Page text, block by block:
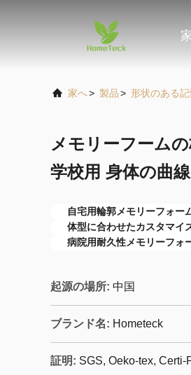
家へ> 製品> 形状のある
メモリーフーム
学校用 身体の曲
自宅用輪郭メモリーフォー
体型に合わせたカスタマイ
病院用耐久性メモリーフォ
起源の場所: 中国
ブランド名: Hometeck
証明: SGS, Oeko-tex, Certi-